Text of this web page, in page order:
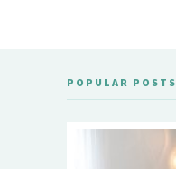
POPULAR POSTS